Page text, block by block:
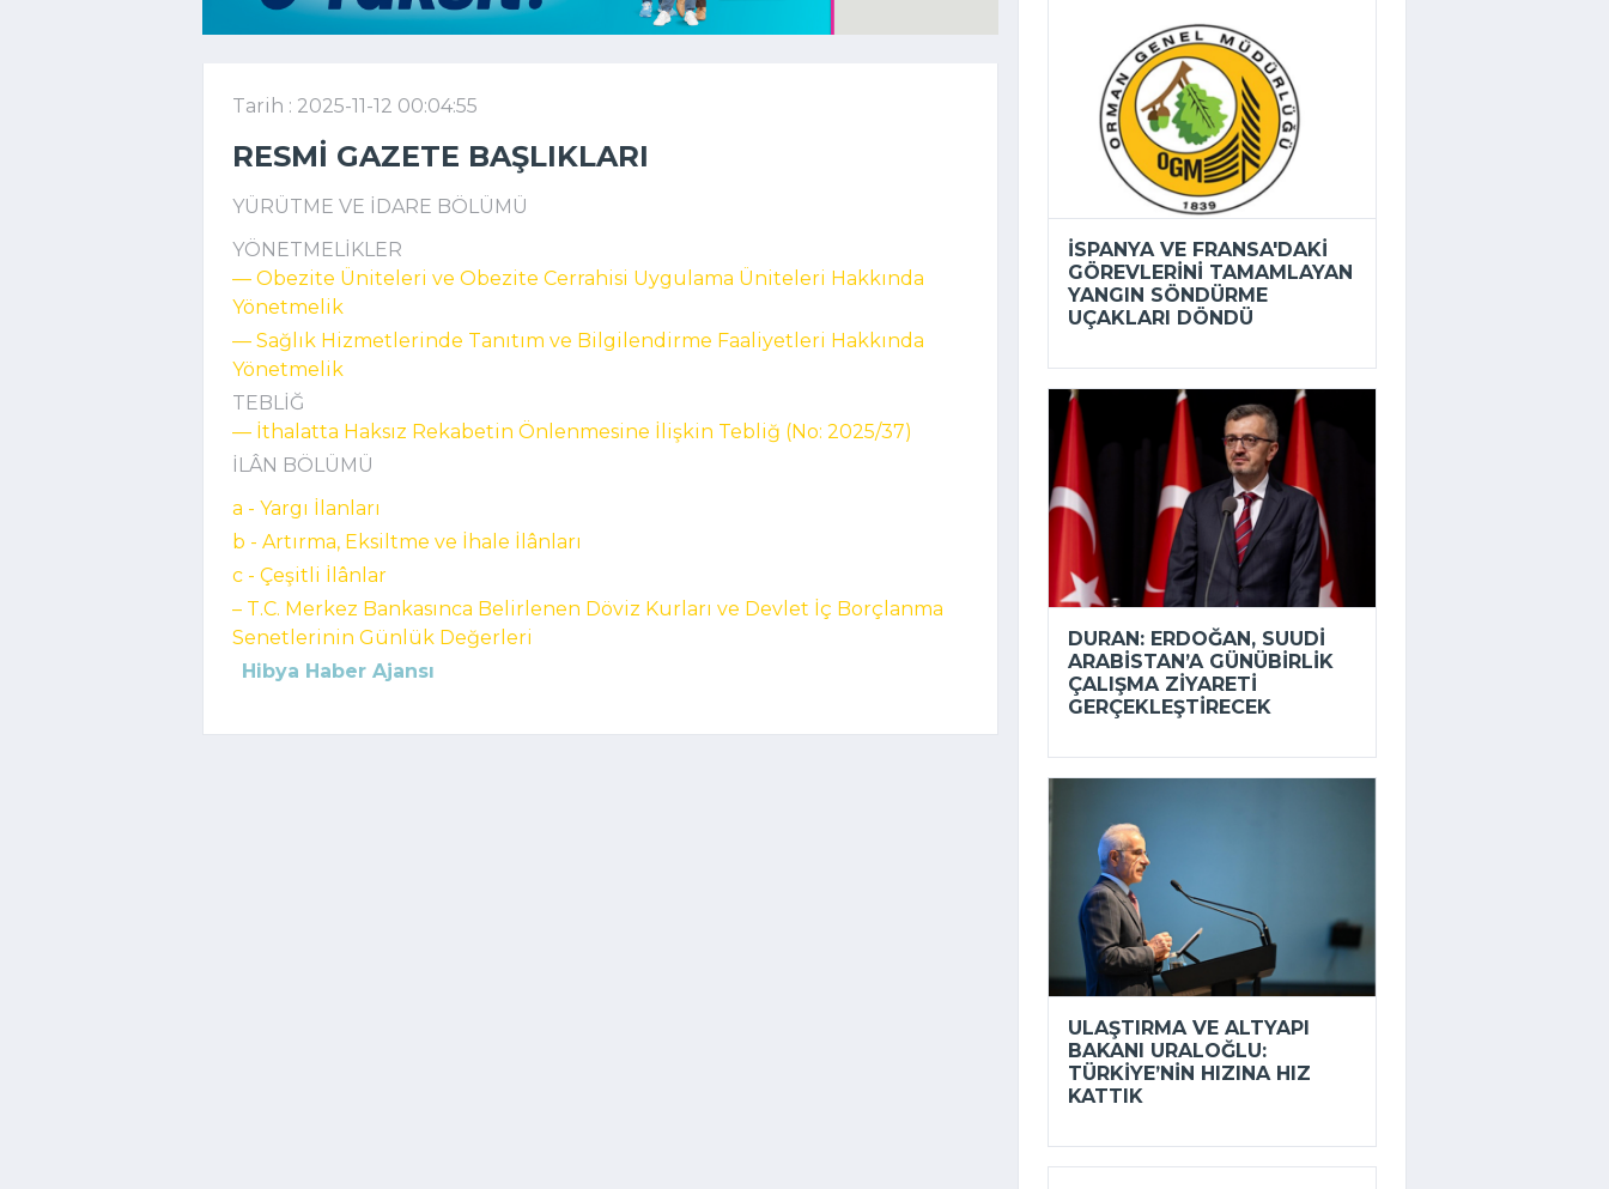
Tarih : 2025-11-12 00:04:55
RESMI GAZETE BAŞLIKLARI
YÜRÜTME VE İDARE BÖLÜMÜ
YÖNETMELİKLER
–– Obezite Üniteleri ve Obezite Cerrahisi Uygulama Üniteleri Hakkında
Yönetmelik
–– Sağlık Hizmetlerinde Tanıtım ve Bilgilendirme Faaliyetleri Hakkında
Yönetmelik
TEBLİĞ
–– İthalatta Haksız Rekabetin Önlenmesine İlişkin Tebliğ (No: 2025/37)
İLÂN BÖLÜMÜ
a - Yargı İlanları
b - Artırma, Eksiltme ve İhale İlânları
c - Çeşitli İlânlar
– T.C. Merkez Bankasınca Belirlenen Döviz Kurları ve Devlet İç Borçlanma
Senetlerinin Günlük Değerleri
Hibya Haber Ajansı
İSPANYA VE FRANSA'DAKI
GÖREVLERINI TAMAMLAYAN
YANGIN SÖNDÜRME
UÇAKLARI DÖNDÜ
DURAN: ERDOĞAN, SUUDI
ARABISTAN’A GÜNÜBIRLIK
ÇALIŞMA ZIYARETI
GERÇEKLEŞTIRECEK
ULAŞTIRMA VE ALTYAPI
BAKANI URALOĞLU:
TÜRKIYE’NIN HIZINA HIZ
KATTIK